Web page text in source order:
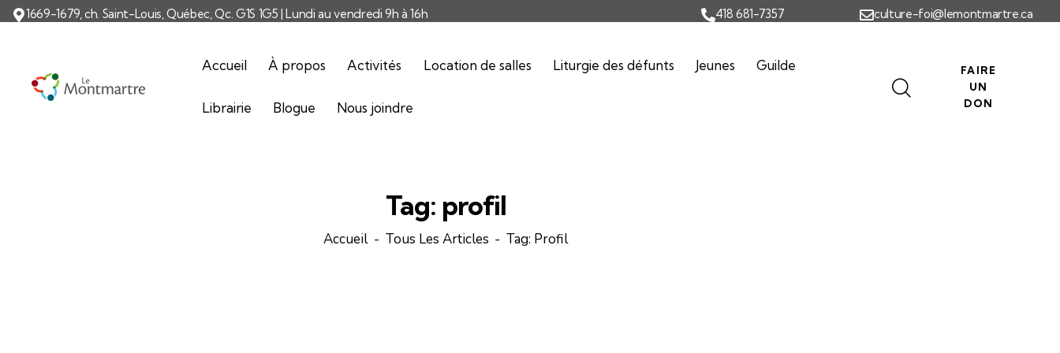
1669-1679, ch. Saint-Louis, Québec, Qc. G1S 1G5 | Lundi au vendredi 9h à 16h 418 681-7357 culture-foi@lemontmartre.ca
Accueil À propos Activités Location de salles Liturgie des défunts Jeunes Guilde
Librairie Blogue Nous joindre
FAIRE
UN
DON
Tag: profil
Accueil Tous Les Articles Tag: Profil